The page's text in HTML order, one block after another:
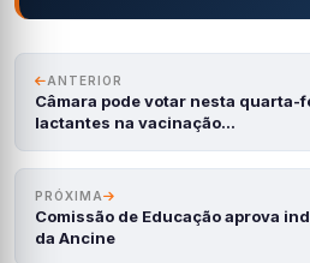
ANTERIOR
Câmara pode votar nesta quarta-
lactantes na vacinação…
PRÓXIMA
Comissão de Educação aprova
da Ancine